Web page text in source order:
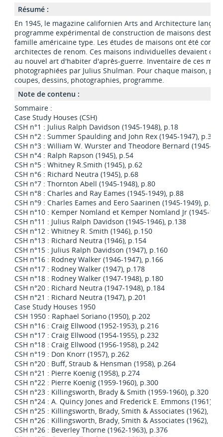
Résumé :
En 1945, le magazine californien Arts and Architecture lança
programme expérimental de construction de maisons
famille américaine type. Les études de maisons ont été
architectes de renom. Ces maisons individuelles devaient
au nouvel art d'habiter d'après-guerre. Inventaire de ces
photographiées par Julius Shulman. Pour chaque maison,
coupes, dessins, photographies, programme.
Note de contenu :
Sommaire :
Case Study Houses (CSH)
CSH n°1 : Julius Ralph Davidson (1945-1948), p.18
CSH n°2 : Summer Spaulding and John Rex (1945-1947), p.32
CSH n°3 : William W. Wurster and Theodore Bernard (1945-
CSH n°4 : Ralph Rapson (1945), p.54
CSH n°5 : Whitney R.Smith (1945), p.62
CSH n°6 : Richard Neutra (1945), p.68
CSH n°7 : Thornton Abell (1945-1948), p.80
CSH n°8 : Charles and Ray Eames (1945-1949), p.88
CSH n°9 : Charles Eames and Eero Saarinen (1945-1949), p.110
CSH n°10 : Kemper Nomland et Kemper Nomland Jr (1945-
CSH n°11 : Julius Ralph Davidson (1945-1946), p.138
CSH n°12 : Whitney R. Smith (1946), p.150
CSH n°13 : Richard Neutra (1946), p.154
CSH n°15 : Julius Ralph Davidson (1947), p.160
CSH n°16 : Rodney Walker (1946-1947), p.166
CSH n°17 : Rodney Walker (1947), p.178
CSH n°18 : Rodney Walker (1947-1948), p.180
CSH n°20 : Richard Neutra (1947-1948), p.184
CSH n°21 : Richard Neutra (1947), p.201
Case Study Houses 1950
CSH 1950 : Raphael Soriano (1950), p.202
CSH n°16 : Craig Ellwood (1952-1953), p.216
CSH n°17 : Craig Ellwood (1954-1955), p.232
CSH n°18 : Craig Ellwood (1956-1958), p.242
CSH n°19 : Don Knorr (1957), p.262
CSH n°20 : Buff, Straub & Hensman (1958), p.264
CSH n°21 : Pierre Koenig (1958), p.274
CSH n°22 : Pierre Koenig (1959-1960), p.300
CSH n°23 : Killingsworth, Brady & Smith (1959-1960), p.320
CSH n°24 : A. Quincy Jones and Frederick E. Emmons (1961),
CSH n°25 : Killingsworth, Brady, Smith & Associates (1962),
CSH n°26 : Killingsworth, Brady, Smith & Associates (1962),
CSH n°26 : Beverley Thorne (1962-1963), p.376